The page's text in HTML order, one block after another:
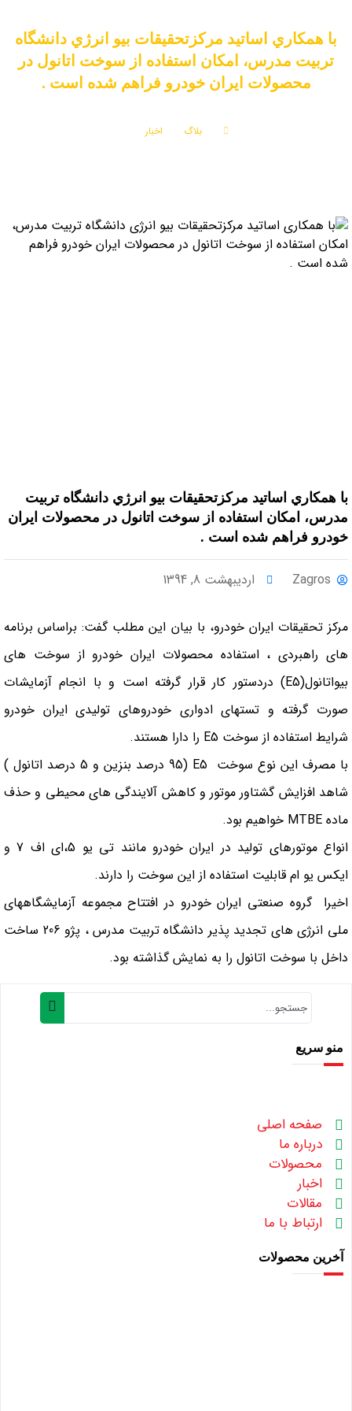
با همكاري اساتيد مركزتحقيقات بيو انرژي دانشگاه
تربيت مدرس، امكان استفاده از سوخت اتانول در
محصولات ايران خودرو فراهم شده است .
بلاگ
اخبار
با همكاري اساتيد مركزتحقيقات بيو انرژي دانشگاه تربيت
مدرس، امكان استفاده از سوخت اتانول در محصولات ايران
خودرو فراهم شده است .
Zagros اردیبهشت 8, 1394
مرکز تحقیقات ايران خودرو، با بيان اين مطلب گفت: براساس برنامه
هاي راهبردي ، استفاده محصولات ايران خودرو از سوخت هاي
بيواتانول(E5) دردستور کار قرار گرفته است و با انجام آزمايشات
صورت گرفته و تستهاي ادواري خودروهاي توليدي ايران خودرو
شرايط استفاده از سوخت E5 را دارا هستند.
با مصرف اين نوع سوخت E5
(95 درصد بنزين و 5 درصد اتانول )
شاهد افزايش گشتاور موتور و كاهش آلايندگي هاي محيطي و حذف
ماده MTBE خواهيم بود.
انواع موتورهاي توليد در ايران خودرو مانند تي يو 5،اي اف 7 و
ايكس يو ام قابليت استفاده از اين سوخت را دارند.
اخیرا گروه صنعتي ايران خودرو در افتتاح مجموعه آزمايشگاههاي
ملي انرژي هاي تجديد پذير دانشگاه تربيت مدرس ، پژو 206 ساخت
داخل با سوخت اتانول را به نمايش گذاشته بود.
منو سریع
صفحه اصلی
درباره ما
محصولات
اخبار
مقالات
ارتباط با ما
آخرین محصولات